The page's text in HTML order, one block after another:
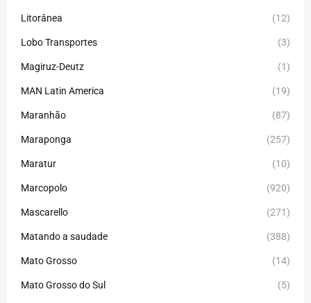
Litorânea (12)
Lobo Transportes (3)
Magiruz-Deutz (1)
MAN Latin America (19)
Maranhão (87)
Maraponga (257)
Maratur (10)
Marcopolo (920)
Mascarello (271)
Matando a saudade (388)
Mato Grosso (14)
Mato Grosso do Sul (5)